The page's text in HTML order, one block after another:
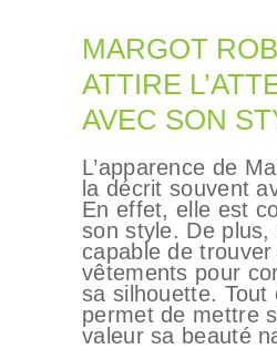
MARGOT
ATTIRE
AVEC SON
L’apparence de
la décrit souvent
En effet, elle est
son style. De plus,
capable de trouver
vêtements pour
sa silhouette. Tout
permet de mettre
valeur sa beauté